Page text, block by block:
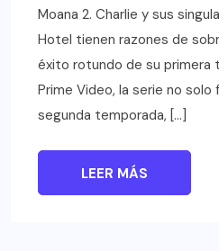
Moana 2. Charlie y sus
Hotel tienen razones de
éxito rotundo de su primera
Prime Video, la serie no solo
segunda temporada, […]
LEER MÁS